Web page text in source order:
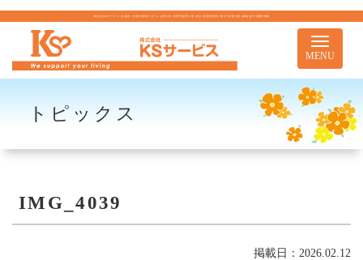
株式会社KSサービス｜札幌市｜住宅型有料老人ホーム 訪問介護 介護予防訪問介護 居宅介護 重度訪問介護 居宅介護支援 移動支援 児童通所事業
Toggle
MENU
トピックス
IMG_4039
掲載日：2026.02.12